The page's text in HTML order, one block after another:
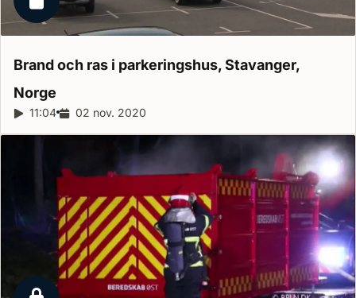
Låst reportage
Brand och ras i parkeringshus, Stavanger,
Norge
Reportagelängd:
11:04 Releasedatum:
02 nov. 2020